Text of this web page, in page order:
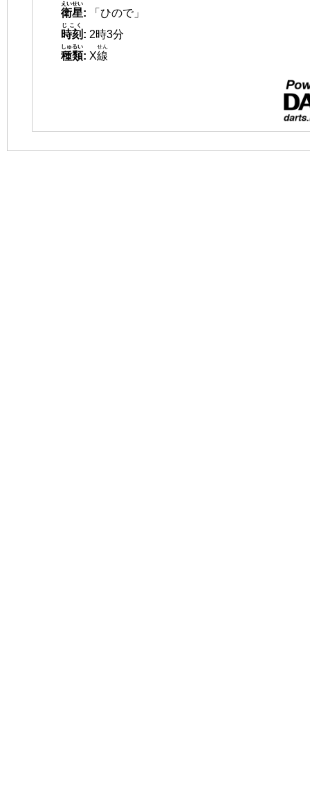
衛星
えいせい
:
「ひので」
時刻
じこく
: 2時3分
種類
しゅるい
: X線
せん